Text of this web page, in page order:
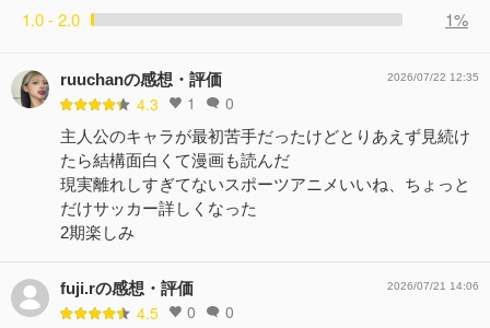
1.0 - 2.0
1%
ruuchanの感想・評価
4.3 1 0
2026/07/22 12:35
主人公のキャラが最初苦手だったけどとりあえず見続け
たら結構面白くて漫画も読んだ
現実離れしすぎてないスポーツアニメいいね、ちょっと
だけサッカー詳しくなった
2期楽しみ
fuji.rの感想・評価
4.5 0 0
2026/07/21 14:06